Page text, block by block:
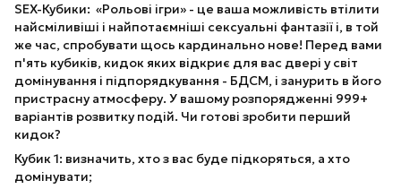
SEX-Кубики: «Рольові ігри» - це ваша можливість втілити
найсміливіші і найпотаємніші сексуальні фантазії і, в той
же час, спробувати щось кардинально нове! Перед вами
п'ять кубиків, кидок яких відкриє для вас двері у світ
домінування і підпорядкування - БДСМ, і занурить в його
пристрасну атмосферу. У вашому розпорядженні 999+
варіантів розвитку подій. Чи готові зробити перший
кидок?
Кубик 1: визначить, хто з вас буде підкоряться, а хто
домінувати;